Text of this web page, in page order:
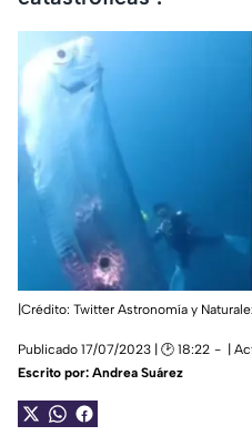
|Crédito: Twitter Astronomía y
Publicado 17/07/2023 | 🕑 18:22 |
Escrito por: Andrea Suárez